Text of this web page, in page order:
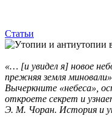
Статьи
«… [и увидел я] новое
прежняя земля
Вычеркните «небеса»,
откроете секрет и
Э. М. Чоран. История и